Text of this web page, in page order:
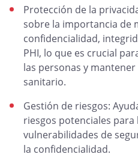
Protección de la
sobre la importancia de
confidencialidad,
PHI, lo que es crucial
las personas y
sanitario.
Gestión de riesgos:
riesgos potenciales para
vulnerabilidades de
la confidencialidad.